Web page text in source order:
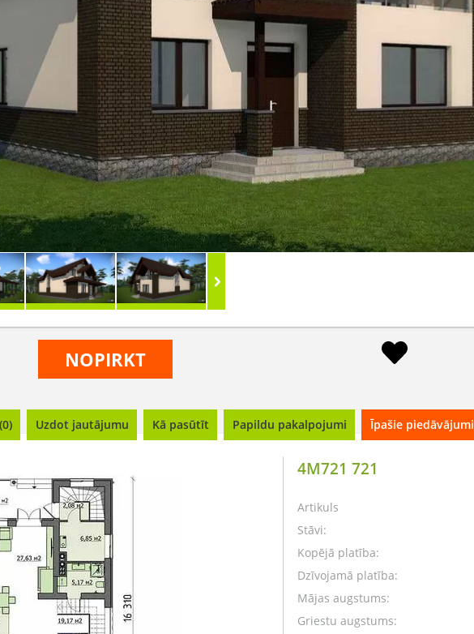
NOPIRKT
Uzdot jautājumu Kā pasūtīt Papildu pakalpojumi Īpašie piedāvājumi
4M721 721
Artikuls
Stāvi:
Kopējā platība:
Dzīvojamā platība:
Mājas augstums:
Griestu augstums: